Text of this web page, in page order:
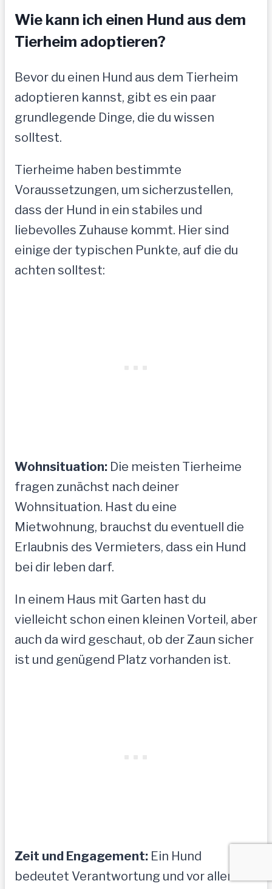
Wie kann ich einen Hund aus dem
Tierheim adoptieren?
Bevor du einen Hund aus dem Tierheim
adoptieren kannst, gibt es ein paar
grundlegende Dinge, die du wissen
solltest.
Tierheime haben bestimmte
Voraussetzungen, um sicherzustellen,
dass der Hund in ein stabiles und
liebevolles Zuhause kommt. Hier sind
einige der typischen Punkte, auf die du
achten solltest:
Wohnsituation: Die meisten Tierheime
fragen zunächst nach deiner
Wohnsituation. Hast du eine
Mietwohnung, brauchst du eventuell die
Erlaubnis des Vermieters, dass ein Hund
bei dir leben darf.
In einem Haus mit Garten hast du
vielleicht schon einen kleinen Vorteil, aber
auch da wird geschaut, ob der Zaun sicher
ist und genügend Platz vorhanden ist.
Zeit und Engagement: Ein Hund
bedeutet Verantwortung und vor allem